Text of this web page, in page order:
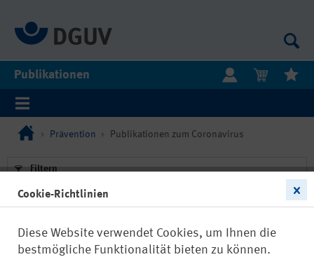
Publikationen
Prävention Publikationen zum Coronavirus
Filtern
Cookie-Richtlinien
Diese Website verwendet Cookies, um Ihnen die
bestmögliche Funktionalität bieten zu können.